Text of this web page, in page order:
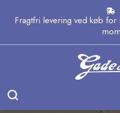
Fragtfri levering ved køb